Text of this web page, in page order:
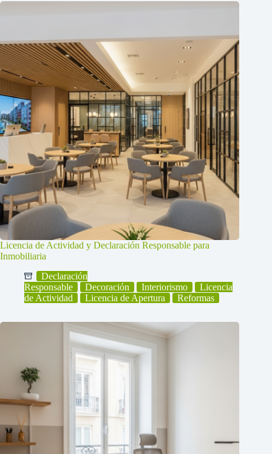
Licencia de Actividad y Declaración Responsable para
Inmobiliaria
Declaración
Responsable
Decoración Interiorismo
Licencia
de Actividad
Licencia de Apertura Reformas